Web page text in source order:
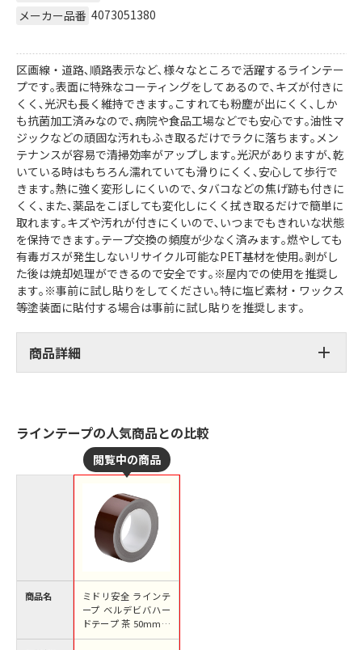
メーカー品番 4073051380
区画線・道路､順路表示など､様々なところで活躍するラインテー
プです｡表面に特殊なコーティングをしてあるので､キズが付きに
くく､光沢も長く維持できます｡こすれても粉塵が出にくく､しか
も抗菌加工済みなので､病院や食品工場などでも安心です｡油性マ
ジックなどの頑固な汚れもふき取るだけでラクに落ちます｡メン
テナンスが容易で清掃効率がアップします｡光沢がありますが､乾
いている時はもちろん濡れていても滑りにくく､安心して歩行で
きます｡熱に強く変形しにくいので､タバコなどの焦げ跡も付きに
くく､また､薬品をこぼしても変化しにくく拭き取るだけで簡単に
取れます｡キズや汚れが付きにくいので､いつまでもきれいな状態
を保持できます｡テープ交換の頻度が少なく済みます｡燃やしても
有毒ガスが発生しないリサイクル可能なPET基材を使用｡剥がし
た後は焼却処理ができるので安全です｡※屋内での使用を推奨し
ます｡※事前に試し貼りをしてください｡特に塩ビ素材・ワックス
等塗装面に貼付する場合は事前に試し貼りを推奨します｡
商品詳細
ラインテープの人気商品との比較
商品名
ミドリ安全 ラインテ
ープ ベルデビバハー
ドテープ 茶 50mm幅
×20m 4073051380 1